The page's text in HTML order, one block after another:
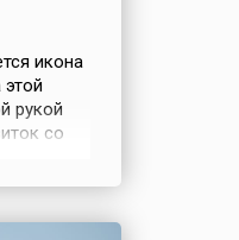
икона
рукой
со